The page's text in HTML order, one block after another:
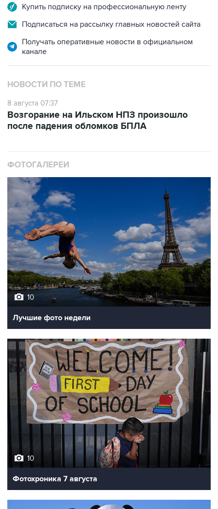
Купить подписку на профессиональную ленту
Подписаться на рассылку главных новостей сайта
Получать оперативные новости в официальном
канале
НОВОСТИ ПО ТЕМЕ
8 августа 07:37
Возгорание на Ильском НПЗ произошло
после падения обломков БПЛА
ФОТОГАЛЕРЕИ
10
Лучшие фото недели
10
Фотохроника 7 августа